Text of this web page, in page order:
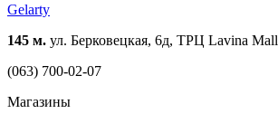
Gelarty
145 м. ул. Берковецкая, 6д, ТРЦ Lavina Mall
(063) 700-02-07
Магазины